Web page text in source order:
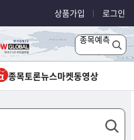
상품가입 로그인
종목예측
종목토론뉴스마켓동영상